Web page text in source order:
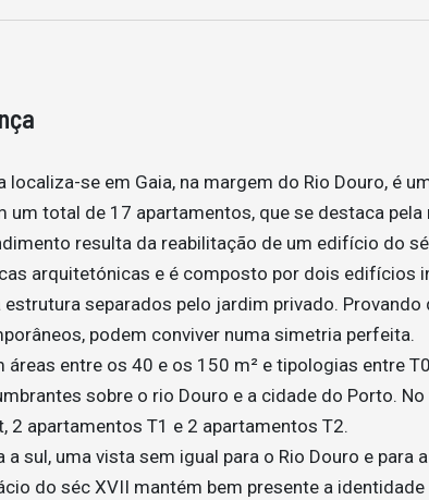
localiza-se em Gaia, na margem do Rio Douro, é
um total de 17 apartamentos, que se destaca
resulta da reabilitação de um edifício do
arquitetónicas e é composto por dois edifícios
estrutura separados pelo jardim privado.
podem conviver numa simetria perfeita.
áreas entre os 40 e os 150 m² e tipologias entre
sobre o rio Douro e a cidade do Porto.
2 apartamentos T1 e 2 apartamentos T2.
a sul, uma vista sem igual para o Rio Douro e para
do séc XVII mantém bem presente a